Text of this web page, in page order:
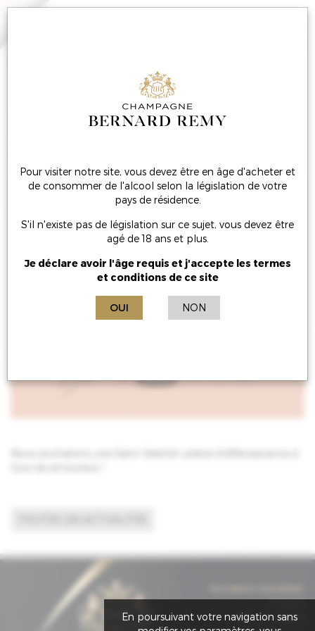
Bonne Saint Valentin !
Contact
Mentions légales
En poursuivant votre navigation sans
Pour visiter notre site, vous devez être en âge d'acheter et
de consommer de l'alcool selon la législation de votre
pays de résidence.
S'il n'existe pas de législation sur ce sujet, vous devez être
agé de 18 ans et plus.
Je déclare avoir l'âge requis et j'accepte les termes
et conditions de ce site
OUI NON